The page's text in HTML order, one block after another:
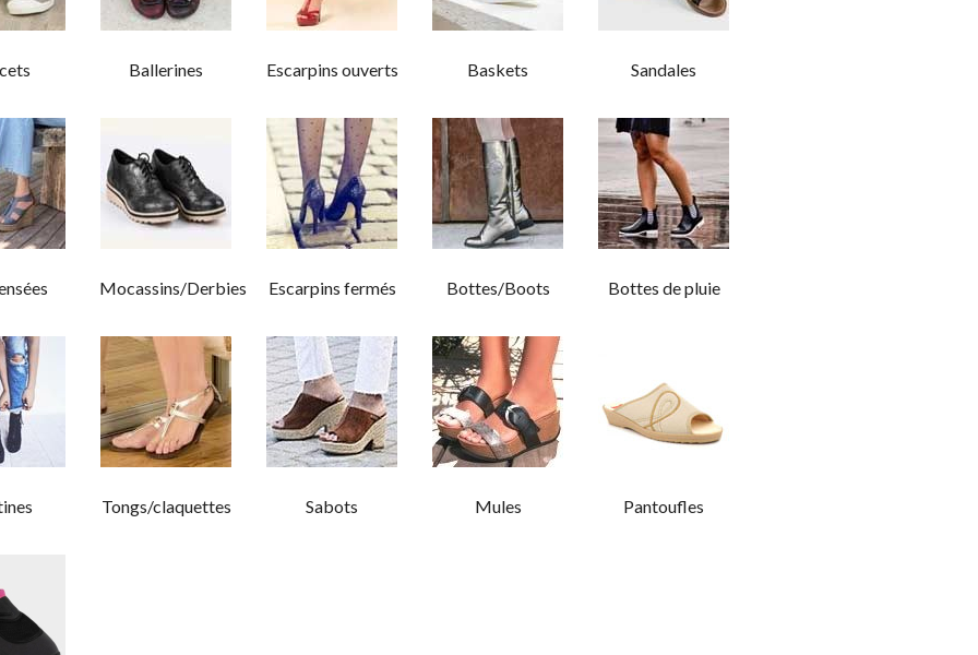
Ballerines Escarpins ouverts Baskets Sandales
Mocassins/Derbies Escarpins fermés Bottes/Boots Bottes de pluie
Tongs/claquettes Sabots Mules Pantoufles